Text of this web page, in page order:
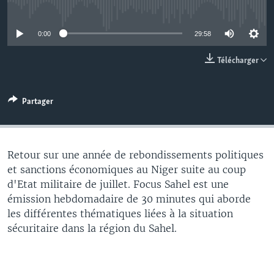
0:00 29:58
Télécharger
Partager
Retour sur une année de rebondissements politiques
et sanctions économiques au Niger suite au coup
d'Etat militaire de juillet. Focus Sahel est une
émission hebdomadaire de 30 minutes qui aborde
les différentes thématiques liées à la situation
sécuritaire dans la région du Sahel.